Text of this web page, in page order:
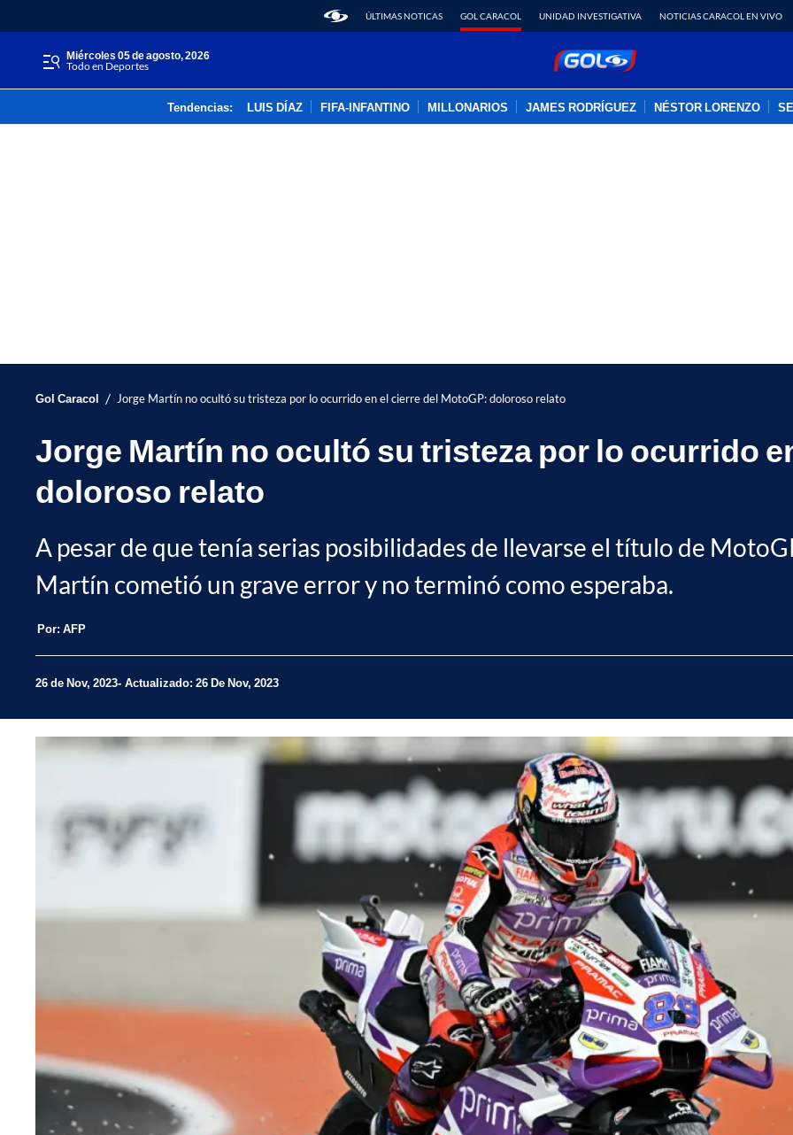
ÚLTIMAS NOTICAS GOL CARACOL UNIDAD INVESTIGATIVA NOTICIAS CARACOL EN VIVO
miércoles 05 de agosto, 2026
Todo en Deportes
Tendencias: LUIS DÍAZ FIFA-INFANTINO MILLONARIOS JAMES RODRÍGUEZ NÉSTOR LORENZO
Gol Caracol / Jorge Martín no ocultó su tristeza por lo ocurrido en el cierre del MotoGP: doloroso relato
Jorge Martín no ocultó su tristeza por lo ocurrido
doloroso relato
A pesar de que tenía serias posibilidades de llevarse el título de
Martín cometió un grave error y no terminó como esperaba.
Por: AFP
26 de Nov, 2023 Actualizado: 26 De Nov, 2023